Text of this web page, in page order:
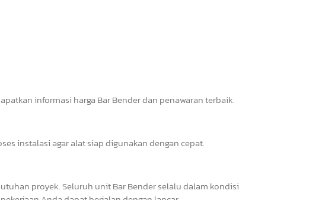
informasi harga Bar Bender dan penawaran terbaik.
instalasi agar alat siap digunakan dengan cepat.
proyek. Seluruh unit Bar Bender selalu dalam kondisi